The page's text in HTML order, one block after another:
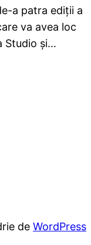
a patra ediţii a
va avea loc
Studio şi…
de WordPress